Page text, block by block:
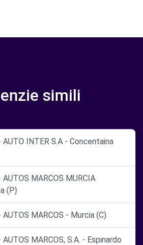
simili
INTER S.A - Concentaina
MARCOS MURCIA
(P)
MARCOS - Murcia (C)
MARCOS, S.A. - Espinardo